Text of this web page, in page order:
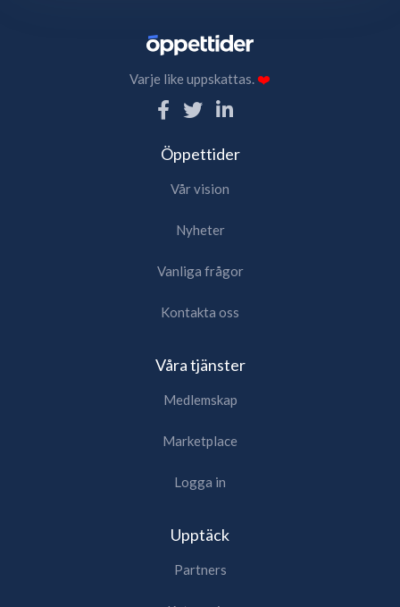
Varje like uppskattas.❤️
Öppettider
Vår vision
Nyheter
Vanliga frågor
Kontakta oss
Våra tjänster
Medlemskap
Marketplace
Logga in
Upptäck
Partners